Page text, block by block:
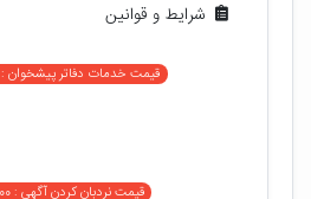
شرایط و قوانین
قیمت خدمات دفاتر پیشخوان : 200000 تومان
قیمت نردبان کردن آگهی : 50000 تومان